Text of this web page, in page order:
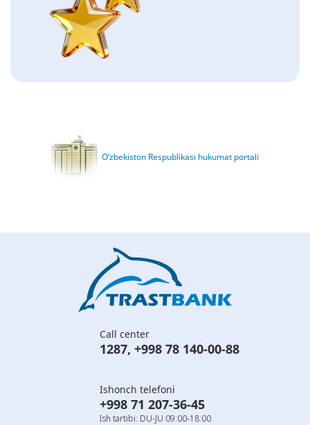
O‘zbekiston Respublikasi hukumat portali
Call center
1287, +998 78 140-00-88
Ishonch telefoni
+998 71 207-36-45
Ish tartibi: DU-JU 09:00-18:00